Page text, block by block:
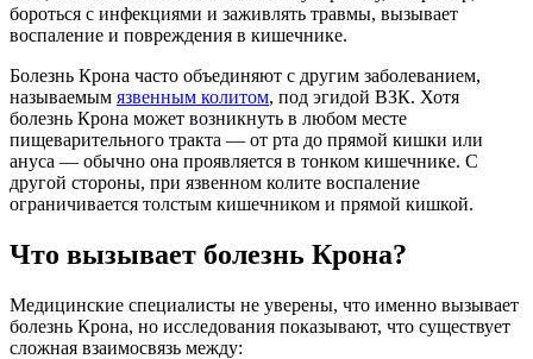
бороться с инфекциями и заживлять травмы, вызывает
воспаление и повреждения в кишечнике.
Болезнь Крона часто объединяют с другим заболеванием,
называемым язвенным колитом, под эгидой ВЗК. Хотя
болезнь Крона может возникнуть в любом месте
пищеварительного тракта — от рта до прямой кишки или
ануса — обычно она проявляется в тонком кишечнике. С
другой стороны, при язвенном колите воспаление
ограничивается толстым кишечником и прямой кишкой.
Что вызывает болезнь Крона?
Медицинские специалисты не уверены, что именно вызывает
болезнь Крона, но исследования показывают, что существует
сложная взаимосвязь между: